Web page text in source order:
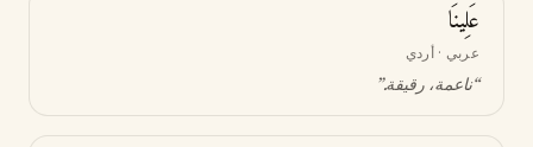
عَلِينَا
عربي · أردي
“ناعمة، رقيقة.”